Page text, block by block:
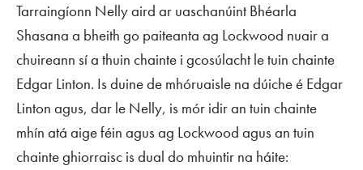
Tarraingíonn Nelly aird ar uaschanúint Bhéarla
Shasana a bheith go paiteanta ag Lockwood nuair a
chuireann sí a thuin chainte i gcosúlacht le tuin chainte
Edgar Linton. Is duine de mhóruaisle na dúiche é Edgar
Linton agus, dar le Nelly, is mór idir an tuin chainte
mhín atá aige féin agus ag Lockwood agus an tuin
chainte ghiorraisc is dual do mhuintir na háite: